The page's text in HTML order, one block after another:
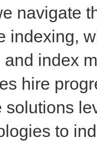
navigate
indexing,
and index
hire
solutions
to